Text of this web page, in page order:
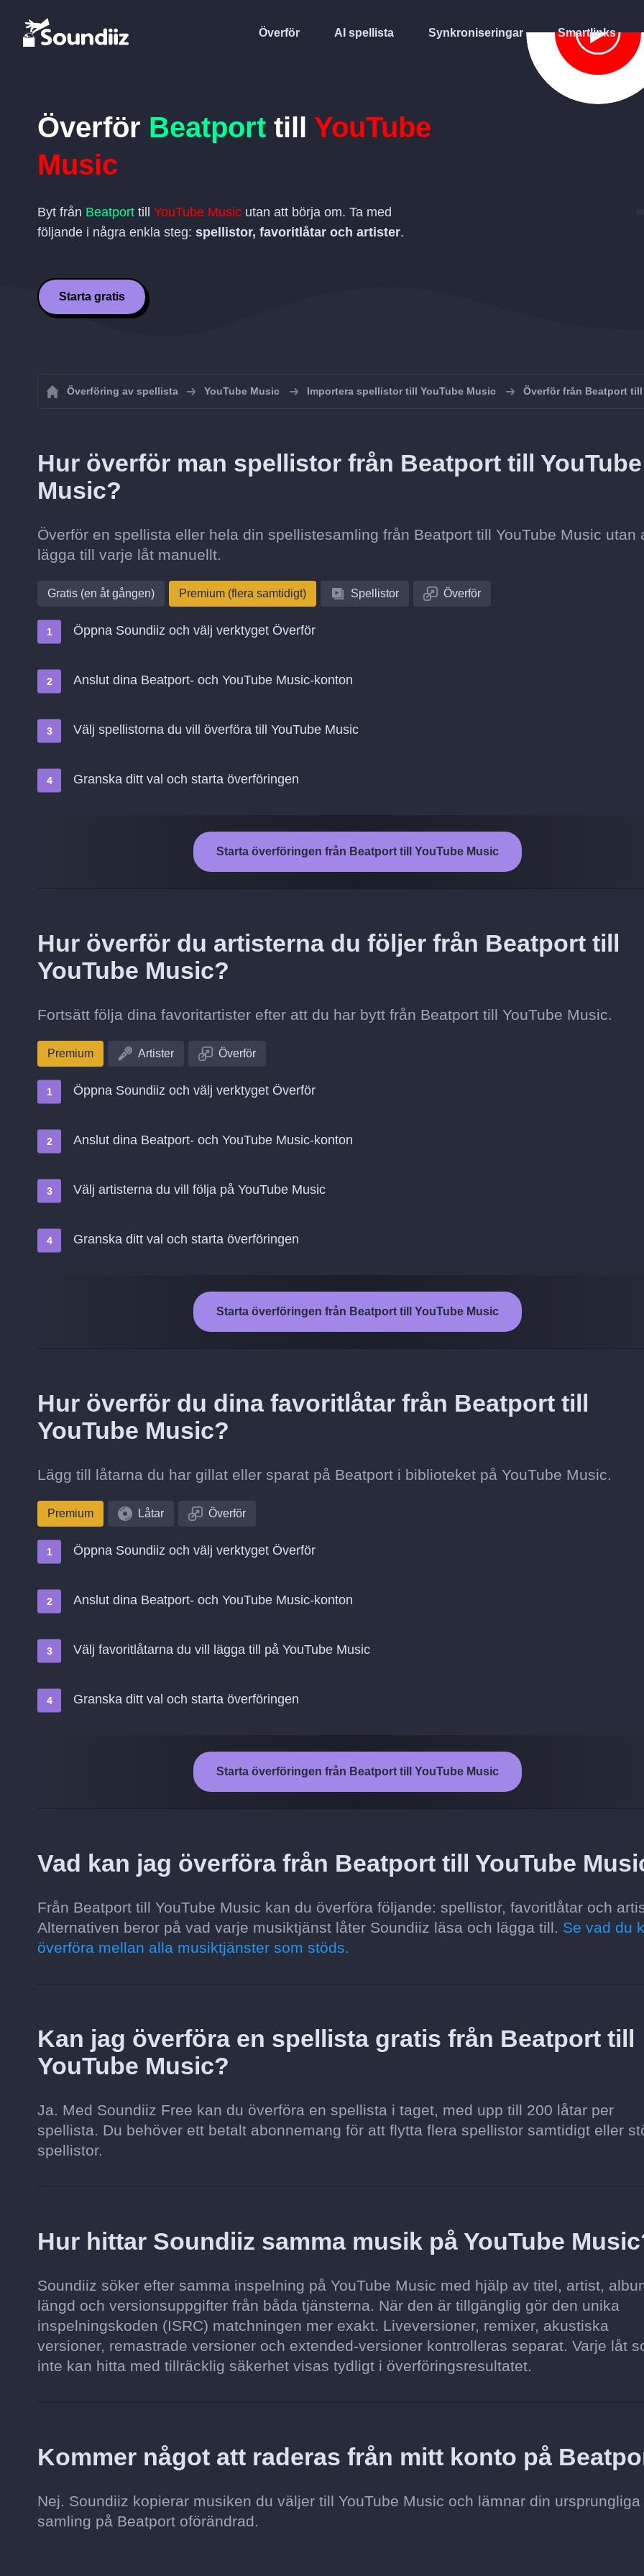
Överför AI spellista Synkroniseringar Smartlinks
Överför Beatport till YouTube
Music
Byt från Beatport till YouTube Music utan att börja om. Ta med
följande i några enkla steg: spellistor, favoritlåtar och artister.
Starta gratis
Överföring av spellista YouTube Music Importera spellistor till YouTube Music Överför från Beatport
Hur överför man spellistor från Beatport till YouTube
Music?
Överför en spellista eller hela din spellistesamling från Beatport till YouTube Music utan
lägga till varje låt manuellt.
Gratis (en åt gången) Premium (flera samtidigt) Spellistor Överför
Öppna Soundiiz och välj verktyget Överför
Anslut dina Beatport- och YouTube Music-konton
Välj spellistorna du vill överföra till YouTube Music
Granska ditt val och starta överföringen
Starta överföringen från Beatport till YouTube Music
Hur överför du artisterna du följer från Beatport till
YouTube Music?
Fortsätt följa dina favoritartister efter att du har bytt från Beatport till YouTube Music.
Premium Artister Överför
Öppna Soundiiz och välj verktyget Överför
Anslut dina Beatport- och YouTube Music-konton
Välj artisterna du vill följa på YouTube Music
Granska ditt val och starta överföringen
Starta överföringen från Beatport till YouTube Music
Hur överför du dina favoritlåtar från Beatport till
YouTube Music?
Lägg till låtarna du har gillat eller sparat på Beatport i biblioteket på YouTube Music.
Premium Låtar Överför
Öppna Soundiiz och välj verktyget Överför
Anslut dina Beatport- och YouTube Music-konton
Välj favoritlåtarna du vill lägga till på YouTube Music
Granska ditt val och starta överföringen
Starta överföringen från Beatport till YouTube Music
Vad kan jag överföra från Beatport till YouTube
Från Beatport till YouTube Music kan du överföra följande: spellistor, favoritlåtar och
Alternativen beror på vad varje musiktjänst låter Soundiiz läsa och lägga till. Se vad du
överföra mellan alla musiktjänster som stöds.
Kan jag överföra en spellista gratis från Beatport till
YouTube Music?
Ja. Med Soundiiz Free kan du överföra en spellista i taget, med upp till 200 låtar per
spellista. Du behöver ett betalt abonnemang för att flytta flera spellistor samtidigt eller
spellistor.
Hur hittar Soundiiz samma musik på YouTube
Soundiiz söker efter samma inspelning på YouTube Music med hjälp av titel, artist,
längd och versionsuppgifter från båda tjänsterna. När den är tillgänglig gör den unika
inspelningskoden (ISRC) matchningen mer exakt. Liveversioner, remixer, akustiska
versioner, remastrade versioner och extended-versioner kontrolleras separat. Varje låt
inte kan hitta med tillräcklig säkerhet visas tydligt i överföringsresultatet.
Kommer något att raderas från mitt konto på
Nej. Soundiiz kopierar musiken du väljer till YouTube Music och lämnar din ursprungliga
samling på Beatport oförändrad.